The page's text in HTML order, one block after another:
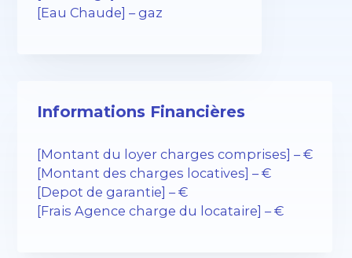
[Eau Chaude] – gaz
Informations Financières
[Montant du loyer charges comprises] – €
[Montant des charges locatives] – €
[Depot de garantie] – €
[Frais Agence charge du locataire] – €